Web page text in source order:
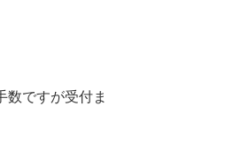
数ですが受付ま